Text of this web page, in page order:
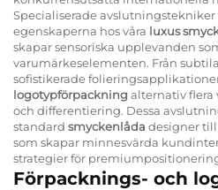
Specialiserade
egenskaperna hos våra luxus
skapar sensoriska upplevanden
varumärkeselementen. Från
sofistikerade
logotypförpackningalternativ flera
och differentiering. Dessa
standard smyckenlåda designer
som skapar minnesvärda
strategier för
Förpacknings- och